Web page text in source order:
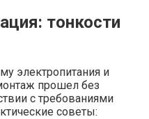
тонкости
электропитания и
прошел без
с требованиями
советы: